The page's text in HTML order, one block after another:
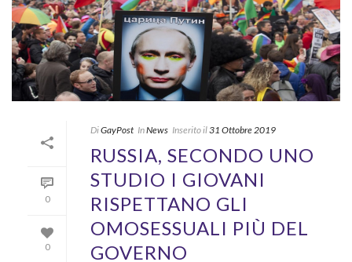
0
0
DiGayPost InNews Inserito il31 Ottobre 2019
RUSSIA, SECONDO UNO
STUDIO I GIOVANI
RISPETTANO GLI
OMOSESSUALI PIÙ DEL
GOVERNO